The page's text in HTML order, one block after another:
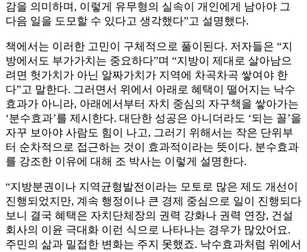
감을 의미하며, 이렇게 유무형의 실속이 개인에게 남아야 그
다음 일을 도모할 수 있다고 생각했다”고 설명했다.
책에서는 이러한 고민이 구체적으로 풀이된다. 저자들은 “지
방에서도 부가가치는 중요하다”며 “지방이 제대로 살아남으
려면 헛가치가 아닌 알짜가치가 지역에 차곡차곡 쌓여야 한
다”고 말한다. 그러면서 위에서 아래로 혜택이 떨어지는 낙수
효과가 아니라, 아래에서부터 자치 중심의 자구책을 쌓아가는
‘분수효과’를 제시한다. 대단한 성공은 아니더라도 ‘되는 꼴’을
자꾸 보아야 사람도 힘이 나고, 그러기 위해서는 작은 단위부
터 순차적으로 접근하는 것이 효과적이라는 뜻이다. 분수효과
를 강조한 이유에 대해 조 박사는 이렇게 설명한다.
“지방분권이나 지역균형발전이라는 모토로 많은 제도 개선이
진행되었지만, 계속 행정이나 큰 경제 중심으로 일이 진행되다
보니 결국 혜택은 자치단체장의 권력 강화나 권력 연장, 건설
회사의 이윤 극대화 이런 식으로 나타나는 경우가 많았어요.
주민의 삶과 밀접한 변화는 주지 못했죠. 낙수효과처럼 위에서